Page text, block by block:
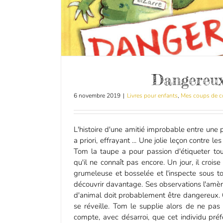
6 novembre 2019 | Livres pour enfants, Mes coups de
L'histoire d'une amitié improbable entre une
a priori, effrayant ... Une jolie leçon contre
Tom la taupe a pour passion d'étiqueter
qu'il ne connaît pas encore. Un jour, il
grumeleuse et bosselée et l'inspecte sous
découvrir davantage. Ses observations
d'animal doit probablement être dangereux.
se réveille. Tom le supplie alors de ne
compte, avec désarroi, que cet individu